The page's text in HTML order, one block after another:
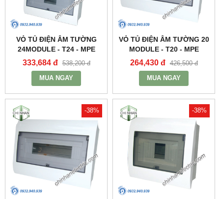
VỎ TỦ ĐIỆN ÂM TƯỜNG
24MODULE - T24 - MPE
333,684 đ 538,200 đ
MUA NGAY
VỎ TỦ ĐIỆN ÂM TƯỜNG 20
MODULE - T20 - MPE
264,430 đ 426,500 đ
MUA NGAY
-38% -38%